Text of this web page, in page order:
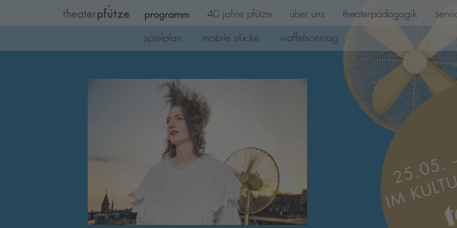
programm 40 jahre pfütze über uns theaterpädagogik
spielplan
mobile stücke waffelsonntag